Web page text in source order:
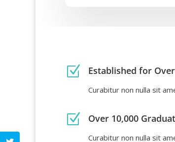
Z Established for
Curabitur non nulla sit
Z Over 10,000
Curabitur non nulla sit